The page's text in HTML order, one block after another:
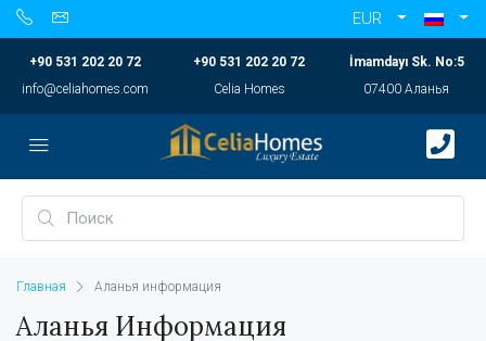
EUR
+90 531 202 20 72
info@celiahomes.com
+90 531 202 20 72
Celia Homes
İmamdayı Sk. No:5
07400 Аланья
Главная Аланья информация
Аланья Информация